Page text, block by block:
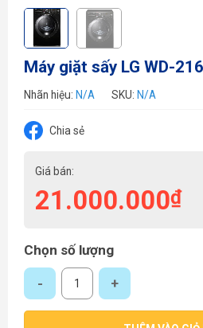
Máy giặt sấy LG WD-
Nhãn hiệu: N/A SKU: N/A
Chia sẻ
Giá bán:
21.000.000₫
Chọn số lượng
Máy giặt sấy LG WD-21600 10,5Kg số